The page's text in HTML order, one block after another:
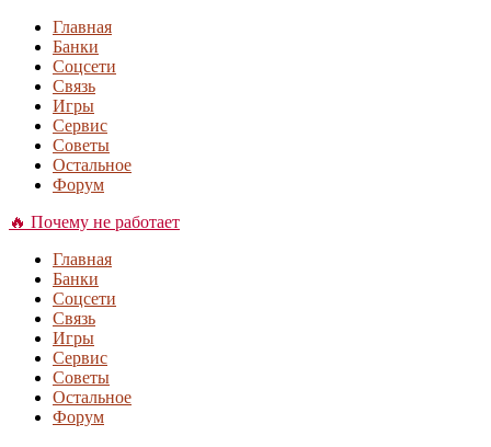
Главная
Банки
Соцсети
Связь
Игры
Сервис
Советы
Остальное
Форум
🔥 Почему не работает
Главная
Банки
Соцсети
Связь
Игры
Сервис
Советы
Остальное
Форум